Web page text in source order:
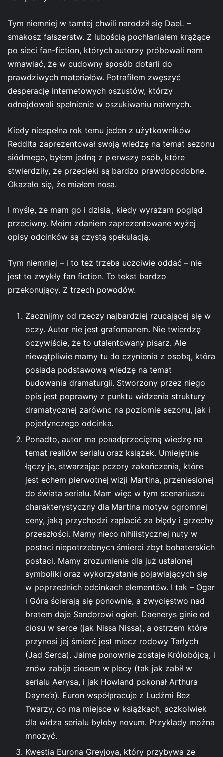
Tym niemniej w tamtej chwili narodził się DaeL –
smakosz fałszerstw. Z lubością pochłaniałem krążące
po sieci fan-fiction, których autorzy próbowali nam
wmawiać, że w cudowny sposób dotarli do
prawdziwych materiałów. Potrafiłem zwęszyć
desperację internetowych oszustów, którzy
odnajdowali spełnienie w oszukiwaniu naiwnych.
Kiedy niespełna rok temu jeden z użytkowników
Reddita zaprezentował swoją wiedzę na temat sezonu
siódmego, byłem jedną z pierwszy osób, które
stwierdziły, że przecieki są bardzo prawdopodobne.
Okazało się, że miałem nosa.
I myślę, że mam go i dzisiaj, kiedy wyrażam pogląd
przeciwny. Moim zdaniem zaprezentowane wyżej
opisy odcinków są czystą spekulacją.
Tym niemniej – i to też trzeba uczciwie oddać – nie
jest to zwykły fan fiction. To tekst bardzo
przekonujący. Z trzech powodów.
Zacznijmy od rzeczy najbardziej rzucającej się w
oczy. Autor nie jest grafomanem. Nie twierdzę
oczywiście, że to utalentowany pisarz. Ale
niewątpliwie mamy tu do czynienia z osobą, która
posiada podstawową wiedzę na temat
budowania dramaturgii. Stworzony przez niego
opis jest poprawny z punktu widzenia struktury
dramatycznej zarówno na poziomie sezonu, jak i
pojedynczego odcinka.
Ponadto, autor ma ponadprzeciętną wiedzę na
temat realiów serialu oraz książek. Umiejętnie
łączy je, stwarzając pozory zakończenia, które
jest echem pierwotnej wizji Martina, przeniesionej
do świata serialu. Mam więc w tym scenariuszu
charakterystyczny dla Martina motyw ogromnej
ceny, jaką przychodzi zapłacić za błędy i grzechy
przeszłości. Mamy nieco nihilistycznej nuty w
postaci niepotrzebnych śmierci zbyt bohaterskich
postaci. Mamy zrozumienie dla już ustalonej
symboliki oraz wykorzystanie pojawiających się
w poprzednich odcinkach elementów. I tak – Ogar
i Góra ścierają się ponownie, a zwycięstwo nad
bratem daje Sandorowi ogień. Daenerys ginie od
ciosu w serce (jak Nissa Nissa), a ostrzem które
przynosi jej śmierć jest miecz rodowy Tarlych
(Jad Serca). Jaime ponownie zostaje Królobójcą, i
znów zabija ciosem w plecy (tak jak zabił w
serialu Aerysa, i jak Howland pokonał Arthura
Dayne’a). Euron współpracuje z Ludźmi Bez
Twarzy, co ma miejsce w książkach, aczkolwiek
dla widza serialu byłoby novum. Przykłady można
mnożyć.
Kwestia Eurona Greyjoya, który przybywa ze